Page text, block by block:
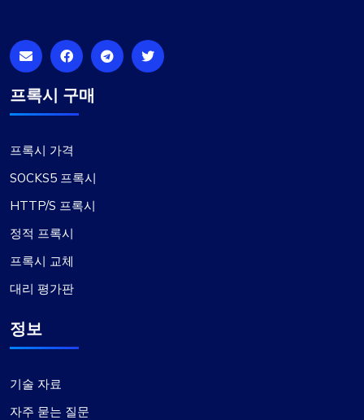
프록시 구매
프록시 가격
SOCKS5 프록시
HTTP/S 프록시
정적 프록시
프록시 교체
대리 평가판
정보
기술 자료
자주 묻는 질문